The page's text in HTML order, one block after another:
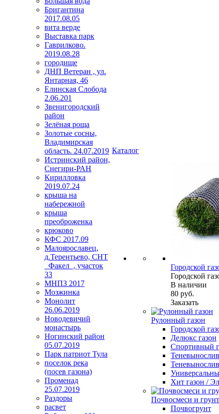
Бригантина
2017.08.05
вита верде
Выставка парк
Гаврилково.
2019.08.28
городище
ДНП Ветеран , ул.
Янтарная, 46
Елинская Слобода
2.06.201
Звенигородский
район
Зелёная роща
Золотые сосны,
Владимирская
область. 24.07.2019
Истринский район,
Снегири-РАН
Кирилловка
2019.07.24
крыша на
набережной
крыша
преоброженка
крюково
КФС 2017.09
Малоярославец,
д.Терентьево, СНТ
_Факел_, участок
33
МНПЗ 2017
Мозжинка
Монолит
26.06.2019
Новодевичий
монастырь
Ногинский район
05.07.2019
Парк патриот Тула
поселок река
(посев газона)
Променад
25.07.2019
Раздоры
расвет
Каталог
Городской
Городской
В наличии
80 руб.
Заказать
Рулонный газон
Городской
Делюкс газон
Спортивный
Хит газон /
Почвосмеси и
Почвогрунт